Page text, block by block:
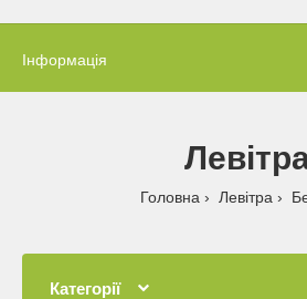
Інформація
Головна Левітра
Категорії